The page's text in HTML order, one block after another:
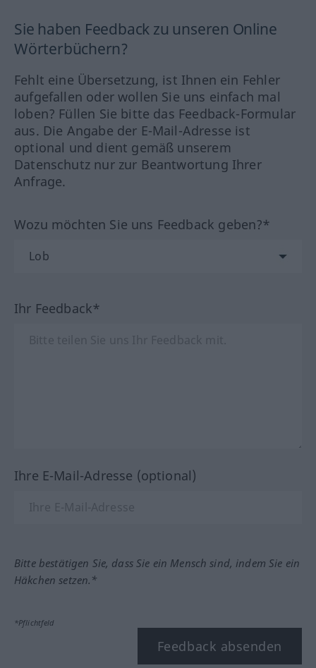
Sie haben Feedback zu unseren Online
Wörterbüchern?
Fehlt eine Übersetzung, ist Ihnen ein Fehler
aufgefallen oder wollen Sie uns einfach mal
loben? Füllen Sie bitte das Feedback-Formular
aus. Die Angabe der E-Mail-Adresse ist
optional und dient gemäß unserem
Datenschutz nur zur Beantwortung Ihrer
Anfrage.
Wozu möchten Sie uns Feedback geben?*
Ihr Feedback*
Ihre E-Mail-Adresse (optional)
Bitte bestätigen Sie, dass Sie ein Mensch sind, indem Sie ein
Häkchen setzen.*
*Pflichtfeld
Feedback absenden